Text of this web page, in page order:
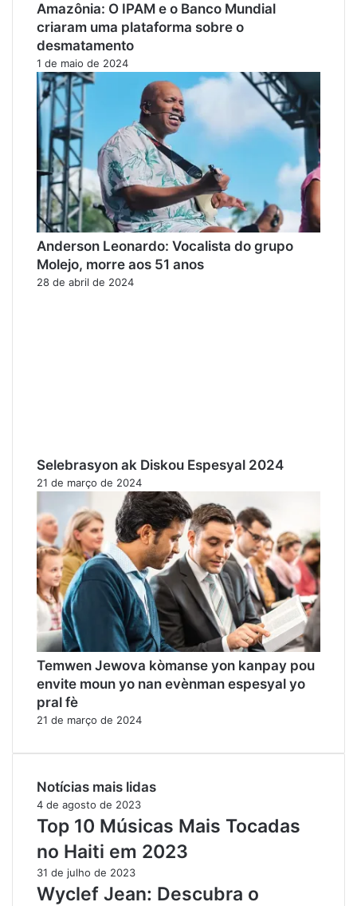
Amazônia: O IPAM e o Banco Mundial
criaram uma plataforma sobre o
desmatamento
1 de maio de 2024
Anderson Leonardo: Vocalista do grupo
Molejo, morre aos 51 anos
28 de abril de 2024
Selebrasyon ak Diskou Espesyal 2024
21 de março de 2024
Temwen Jewova kòmanse yon kanpay pou
envite moun yo nan evènman espesyal yo
pral fè
21 de março de 2024
Notícias mais lidas
4 de agosto de 2023
Top 10 Músicas Mais Tocadas
no Haiti em 2023
31 de julho de 2023
Wyclef Jean: Descubra o